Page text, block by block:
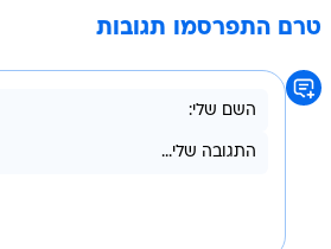
טרם התפרסמו תגובות